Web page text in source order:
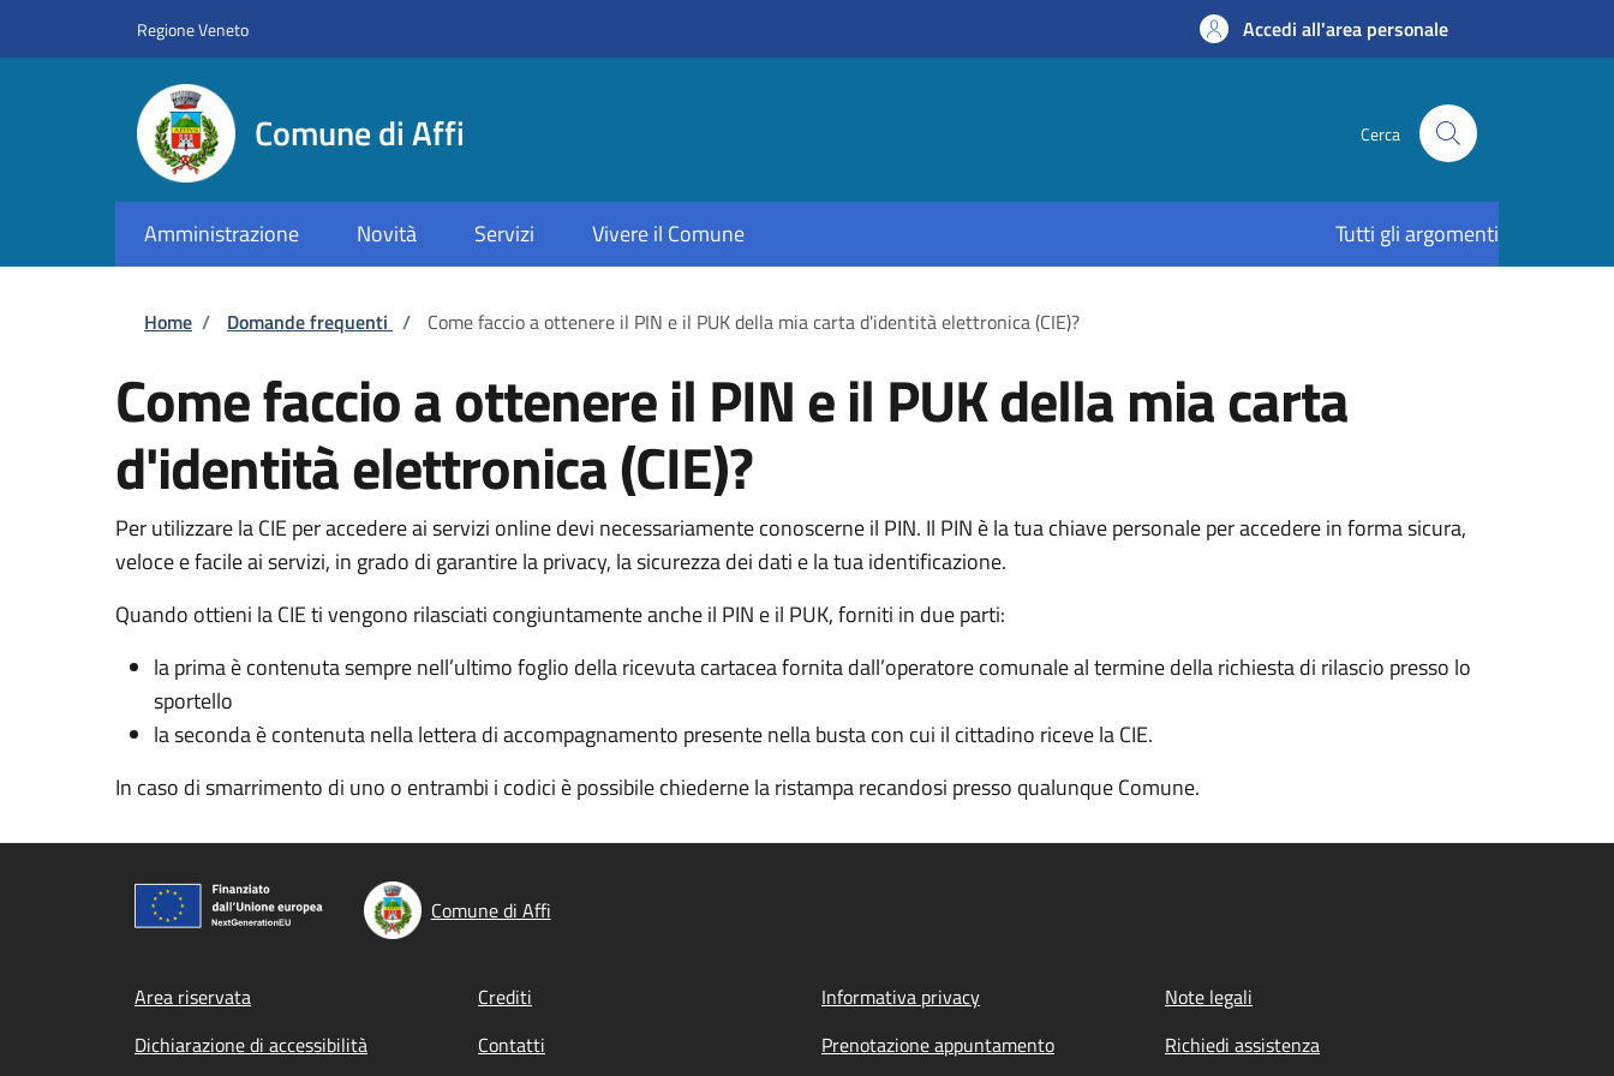
Regione Veneto Accedi all'area personale
Comune di Affi Cerca
Amministrazione Novità Servizi Vivere il Comune Tutti gli argomenti
Briciole di pane
Home / Domande frequenti / Come faccio a ottenere il PIN e il PUK della mia carta d'identità elettronica (CIE)?
Come faccio a ottenere il PIN e il PUK della mia carta
d'identità elettronica (CIE)?
Per utilizzare la CIE per accedere ai servizi online devi necessariamente conoscerne il PIN. Il PIN è la tua chiave personale per accedere in forma sicura,
veloce e facile ai servizi, in grado di garantire la privacy, la sicurezza dei dati e la tua identificazione.
Quando ottieni la CIE ti vengono rilasciati congiuntamente anche il PIN e il PUK, forniti in due parti:
la prima è contenuta sempre nell’ultimo foglio della ricevuta cartacea fornita dall’operatore comunale al termine della richiesta di rilascio presso lo
sportello
la seconda è contenuta nella lettera di accompagnamento presente nella busta con cui il cittadino riceve la CIE.
In caso di smarrimento di uno o entrambi i codici è possibile chiederne la ristampa recandosi presso qualunque Comune.
Comune di Affi
Footer menu
Area riservata Crediti Informativa privacy
Note legali
Dichiarazione di accessibilità
Contatti Prenotazione appuntamento Richiedi assistenza